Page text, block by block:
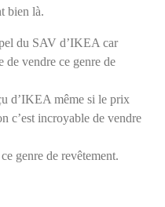
bien là.
du SAV d’IKEA car
de vendre ce genre de
d’IKEA même si le prix
c’est incroyable de vendre
genre de revêtement.